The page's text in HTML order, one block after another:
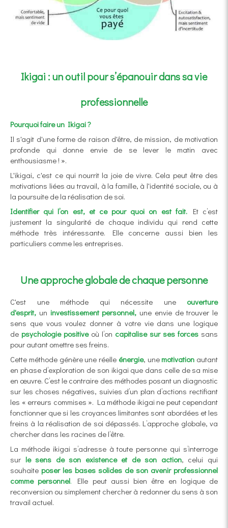
Ikigai : un outil pour s’épanouir dans sa vie
professionnelle
Pourquoi faire un Ikigai ?
Il s'agit d'une forme de raison d'être, de mission, de motivation
profonde qui donne envie de se lever le matin avec
enthousiasme ! ».
L'ikigai, c'est ce qui nourrit la joie de vivre. Cela peut être des
motivations liées au travail, à la famille, à l'identité sociale, ou à
la poursuite de la réalisation de soi.
Identifier qui l’on est, et ce pour quoi on est fait.Et c’est
justement la singularité de chaque individu qui rend cette
méthode très intéressante. Elle concerne aussi bien les
particuliers comme les entreprises.
Une approche globale de chaque personne
C'est une méthode qui nécessite une
ouverture
d'esprit, un investissement personnel, une envie de trouver le
sens que vous voulez donner à votre vie dans une logique
de psychologie positive où l’on capitalise sur ses forces sans
pour autant omettre ses freins.
Cette méthode génère une réelle énergie, une motivation autant
en phase d’exploration de son ikigai que dans celle de sa mise
en œuvre. C’est le contraire des méthodes posant un diagnostic
sur les choses négatives, suivies d’un plan d’actions rectifiant
les « erreurs commises ». La méthode ikigai ne peut cependant
fonctionner que si les croyances limitantes sont abordées et les
freins à la réalisation de soi dépassés. L’approche globale, va
chercher dans les racines de l’être.
La méthode ikigai s’adresse à toute personne qui s’interroge
sur le sens de son existence et de son action, celui qui
souhaite poser les bases solides de son avenir professionnel
comme personnel. Elle peut aussi bien être en logique de
reconversion ou simplement chercher à redonner du sens à son
travail actuel.